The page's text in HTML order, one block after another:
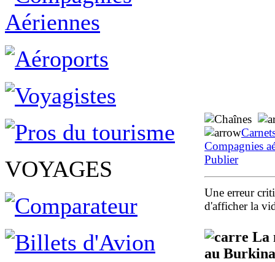
VOYAGES
Compagnies
Publier
Une erreur
d'afficher la
La
au